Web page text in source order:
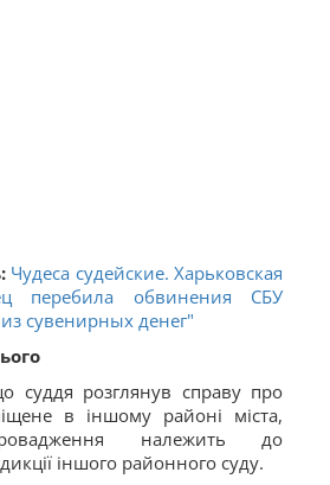
Чудеса судейские. Харьковская
перебила обвинения СБУ
сувенирных денег"
суддя розглянув справу про
в іншому районі міста,
належить до
іншого районного суду.